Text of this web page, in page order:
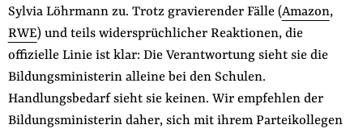
Sylvia Löhrmann zu. Trotz gravierender Fälle (Amazon,
RWE) und teils widersprüchlicher Reaktionen, die
offizielle Linie ist klar: Die Verantwortung sieht sie die
Bildungsministerin alleine bei den Schulen.
Handlungsbedarf sieht sie keinen. Wir empfehlen der
Bildungsministerin daher, sich mit ihrem Parteikollegen